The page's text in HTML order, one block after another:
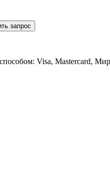
запрос
Visa, Mastercard,